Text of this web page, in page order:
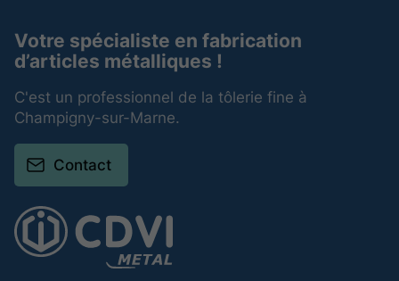
Votre spécialiste en fabrication
d’articles métalliques !
C'est un professionnel de la tôlerie fine à
Champigny-sur-Marne.
Contact